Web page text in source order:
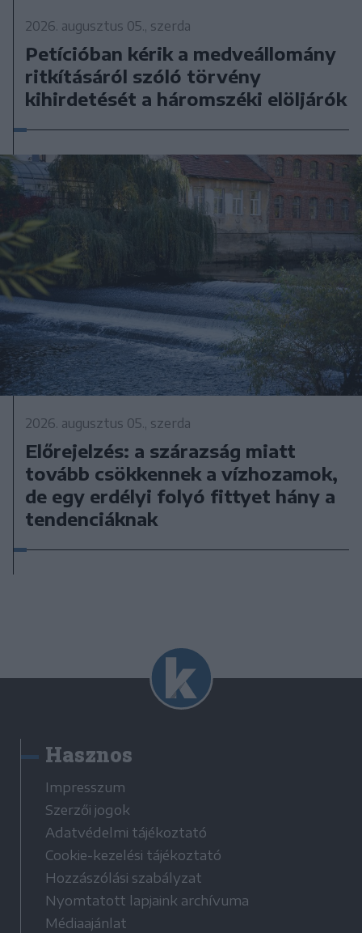
2026. augusztus 05., szerda
Petícióban kérik a medveállomány
ritkításáról szóló törvény
kihirdetését a háromszéki elöljárók
2026. augusztus 05., szerda
Előrejelzés: a szárazság miatt
tovább csökkennek a vízhozamok,
de egy erdélyi folyó fittyet hány a
tendenciáknak
Hasznos
Impresszum
Szerzői jogok
Adatvédelmi tájékoztató
Cookie-kezelési tájékoztató
Hozzászólási szabályzat
Nyomtatott lapjaink archívuma
Médiaajánlat